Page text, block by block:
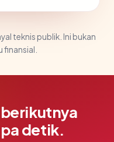
teknis publik. Ini bukan
finansial.
detik.